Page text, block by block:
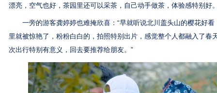
漂亮，空气也好，茶园里还可以采茶，自己动手做茶，体验感特别好
一旁的游客龚婷婷也难掩欣喜：“早就听说北川盖头山的樱花好看
里就被惊艳了，粉粉白白的，拍照特别出片，感觉整个人都融入了春
次出行特别有意义，回去要推荐给朋友。”